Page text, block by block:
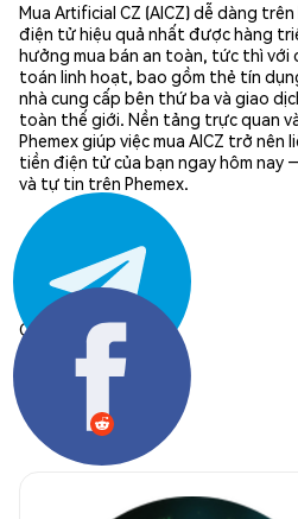
Mua Artificial CZ (AICZ) dễ dàng
điện tử hiệu quả nhất được hàng
hưởng mua bán an toàn, tức thì với
toán linh hoạt, bao gồm thẻ tín
nhà cung cấp bên thứ ba và giao
toàn thế giới. Nền tảng trực quan
Phemex giúp việc mua AICZ trở nên
tiền điện tử của bạn ngay hôm nay
và tự tin trên Phemex.
Chia sẻ: